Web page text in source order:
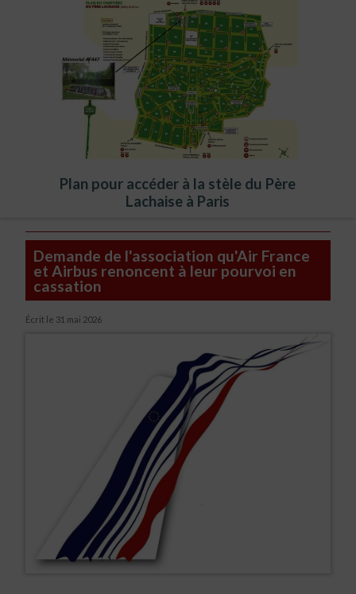
Demande de l'association qu'Air France
et Airbus renoncent à leur pourvoi en
cassation
Écrit le 31 mai 2026
Plan pour accéder à la stèle du Père
Lachaise à Paris